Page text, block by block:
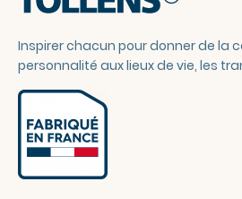
Inspirer chacun pour donner de la
personnalité aux lieux de vie, les